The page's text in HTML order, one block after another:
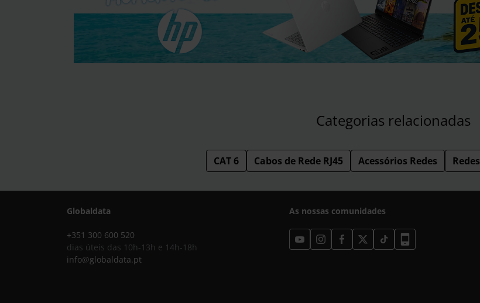
Categorias relacionadas
CAT 6 Cabos de Rede RJ45 Acessórios Redes Redes
Globaldata
+351 300 600 520
dias úteis das 10h-13h e 14h-18h
info@globaldata.pt
As nossas comunidades